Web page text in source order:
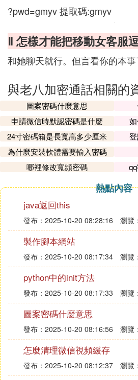
?pwd=gmyv 提取碼:gmyv
Ⅱ 怎樣才能把移動女客服
和她聊天就行。但言看你的本事
與老八加密通話相關的
圖案密碼什麼意思
申請微信時默認密碼是什麼
24寸密碼箱是長寬高多少厘米
為什麼安裝軟體需要輸入密碼
哪裡修改寬頻密碼
熱點內容
java返回this
發布：2025-10-20 08:28:16 瀏覽
製作腳本網站
發布：2025-10-20 08:17:34 瀏覽
python中的init方法
發布：2025-10-20 08:17:33 瀏覽
圖案密碼什麼意思
發布：2025-10-20 08:16:56 瀏覽
怎麼清理微信視頻緩存
發布：2025-10-20 08:12:37 瀏覽